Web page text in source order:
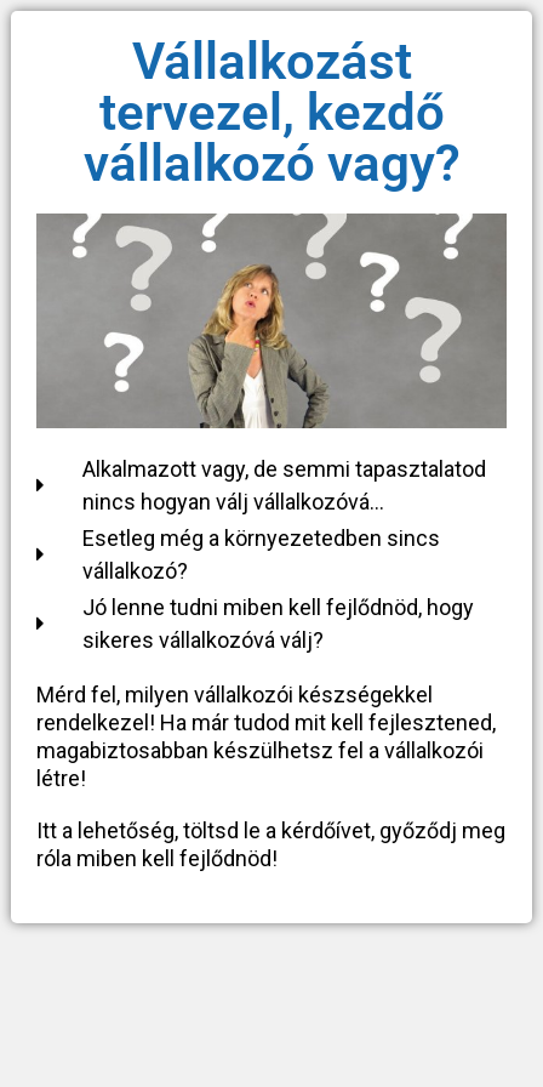
Vállalkozást
tervezel, kezdő
vállalkozó vagy?
Alkalmazott vagy, de semmi tapasztalatod
nincs hogyan válj vállalkozóvá...
Esetleg még a környezetedben sincs
vállalkozó?
Jó lenne tudni miben kell fejlődnöd, hogy
sikeres vállalkozóvá válj?
Mérd fel, milyen vállalkozói készségekkel
rendelkezel! Ha már tudod mit kell fejlesztened,
magabiztosabban készülhetsz fel a vállalkozói
létre!
Itt a lehetőség, töltsd le a kérdőívet, győződj meg
róla miben kell fejlődnöd!